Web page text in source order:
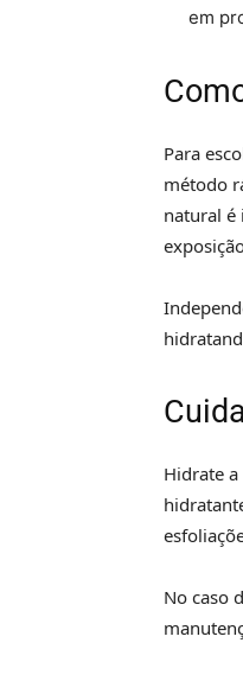
em
Para
método
natural é
Hidrate
No caso